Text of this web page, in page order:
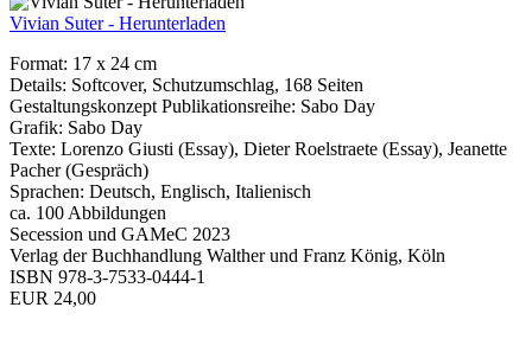
Vivian Suter - Herunterladen
Format: 17 x 24 cm
Details: Softcover, Schutzumschlag, 168 Seiten
Gestaltungskonzept Publikationsreihe: Sabo Day
Grafik: Sabo Day
Texte: Lorenzo Giusti (Essay), Dieter Roelstraete (Essay), Jeanette
Pacher (Gespräch)
Sprachen: Deutsch, Englisch, Italienisch
ca. 100 Abbildungen
Secession und GAMeC 2023
Verlag der Buchhandlung Walther und Franz König, Köln
ISBN 978-3-7533-0444-1
EUR 24,00